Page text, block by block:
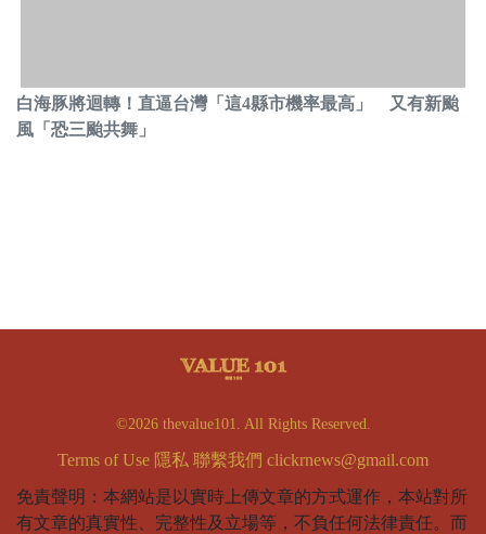
白海豚將迴轉！直逼台灣「這4縣市機率最高」 又有新颱
風「恐三颱共舞」
©2026 thevalue101. All Rights Reserved.
Terms of Use 隱私 聯繫我們 clickrnews@gmail.com
免責聲明：本網站是以實時上傳文章的方式運作，本站對所
有文章的真實性、完整性及立場等，不負任何法律責任。而